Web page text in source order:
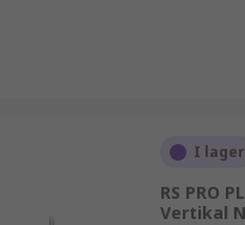
vibrerande
såväl som i
sonder av
för att ställa in och
I lager
RS PRO
Vertikal